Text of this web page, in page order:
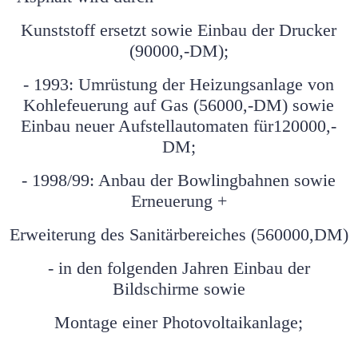
Kunststoff ersetzt sowie Einbau der Drucker
(90000,-DM);
- 1993: Umrüstung der Heizungsanlage von
Kohlefeuerung auf Gas (56000,-DM) sowie
Einbau neuer Aufstellautomaten für120000,-
DM;
- 1998/99: Anbau der Bowlingbahnen sowie
Erneuerung +
Erweiterung des Sanitärbereiches (560000,DM)
- in den folgenden Jahren Einbau der
Bildschirme sowie
Montage einer Photovoltaikanlage;